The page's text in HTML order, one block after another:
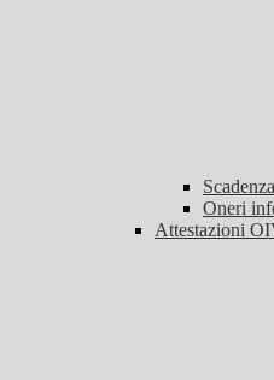
Oneri
Attestazioni